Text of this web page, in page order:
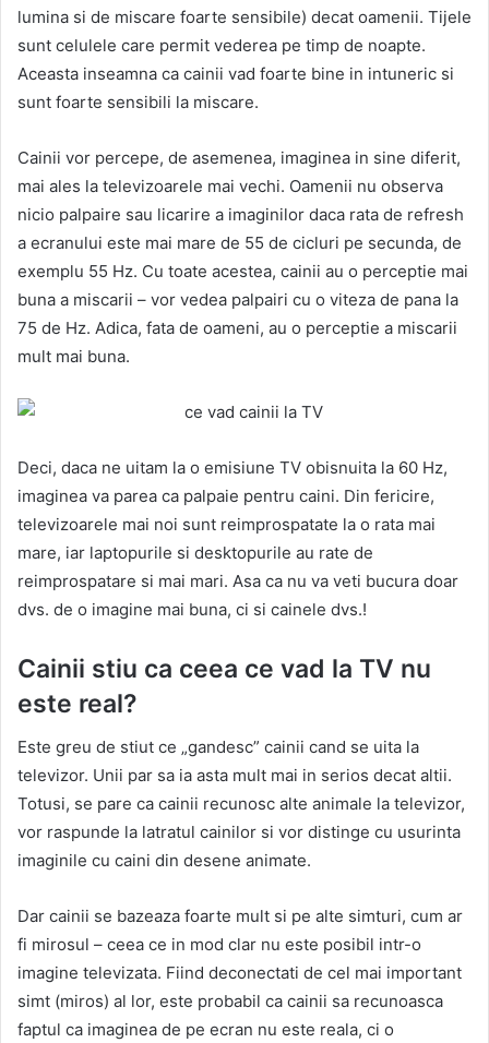
lumina si de miscare foarte sensibile) decat oamenii. Tijele
sunt celulele care permit vederea pe timp de noapte.
Aceasta inseamna ca cainii vad foarte bine in intuneric si
sunt foarte sensibili la miscare.
Cainii vor percepe, de asemenea, imaginea in sine diferit,
mai ales la televizoarele mai vechi. Oamenii nu observa
nicio palpaire sau licarire a imaginilor daca rata de refresh
a ecranului este mai mare de 55 de cicluri pe secunda, de
exemplu 55 Hz. Cu toate acestea, cainii au o perceptie mai
buna a miscarii – vor vedea palpairi cu o viteza de pana la
75 de Hz. Adica, fata de oameni, au o perceptie a miscarii
mult mai buna.
Deci, daca ne uitam la o emisiune TV obisnuita la 60 Hz,
imaginea va parea ca palpaie pentru caini. Din fericire,
televizoarele mai noi sunt reimprospatate la o rata mai
mare, iar laptopurile si desktopurile au rate de
reimprospatare si mai mari. Asa ca nu va veti bucura doar
dvs. de o imagine mai buna, ci si cainele dvs.!
Cainii stiu ca ceea ce vad la TV nu
este real?
Este greu de stiut ce „gandesc” cainii cand se uita la
televizor. Unii par sa ia asta mult mai in serios decat altii.
Totusi, se pare ca cainii recunosc alte animale la televizor,
vor raspunde la latratul cainilor si vor distinge cu usurinta
imaginile cu caini din desene animate.
Dar cainii se bazeaza foarte mult si pe alte simturi, cum ar
fi mirosul – ceea ce in mod clar nu este posibil intr-o
imagine televizata. Fiind deconectati de cel mai important
simt (miros) al lor, este probabil ca cainii sa recunoasca
faptul ca imaginea de pe ecran nu este reala, ci o